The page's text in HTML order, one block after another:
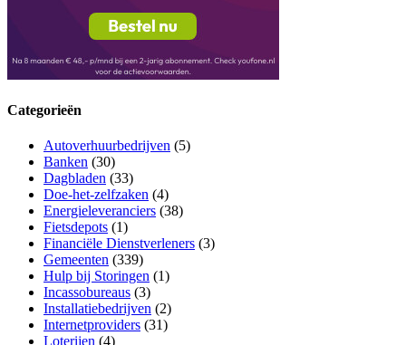
Categorieën
Autoverhuurbedrijven (5)
Banken (30)
Dagbladen (33)
Doe-het-zelfzaken (4)
Energieleveranciers (38)
Fietsdepots (1)
Financiële Dienstverleners (3)
Gemeenten (339)
Hulp bij Storingen (1)
Incassobureaus (3)
Installatiebedrijven (2)
Internetproviders (31)
Loterijen (4)